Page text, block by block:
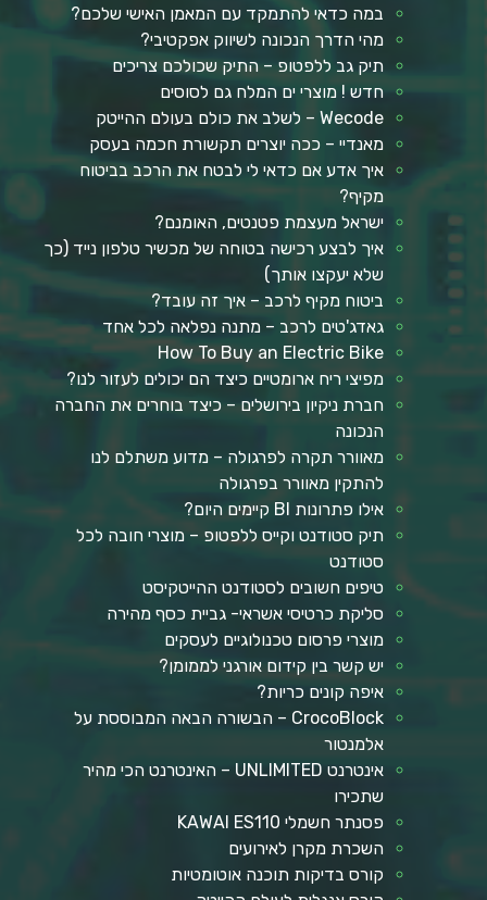
במה כדאי להתמקד עם המאמן האישי שלכם?
מהי הדרך הנכונה לשיווק אפקטיבי?
תיק גב ללפטופ – התיק שכולכם צריכים
חדש ! מוצרי ים המלח גם לסוסים
Wecode – לשלב את כולם בעולם ההייטק
מאנדיי – ככה יוצרים תקשורת חכמה בעסק
איך אדע אם כדאי לי לבטח את הרכב בביטוח
מקיף?
ישראל מעצמת פטנטים, האומנם?
איך לבצע רכישה בטוחה של מכשיר טלפון נייד (כך
שלא יעקצו אותך)
ביטוח מקיף לרכב – איך זה עובד?
גאדג'טים לרכב – מתנה נפלאה לכל אחד
How To Buy an Electric Bike
מפיצי ריח ארומטיים כיצד הם יכולים לעזור לנו?
חברת ניקיון בירושלים – כיצד בוחרים את החברה
הנכונה
מאוורר תקרה לפרגולה – מדוע משתלם לנו
להתקין מאוורר בפרגולה
אילו פתרונות BI קיימים היום?
תיק סטודנט וקייס ללפטופ – מוצרי חובה לכל
סטודנט
טיפים חשובים לסטודנט ההייטקיסט
סליקת כרטיסי אשראי- גביית כסף מהירה
מוצרי פרסום טכנולוגיים לעסקים
יש קשר בין קידום אורגני לממומן?
איפה קונים כריות?
CrocoBlock – הבשורה הבאה המבוססת על
אלמנטור
אינטרנט UNLIMITED – האינטרנט הכי מהיר
שתכירו
פסנתר חשמלי KAWAI ES110
השכרת מקרן לאירועים
קורס בדיקות תוכנה אוטומטיות